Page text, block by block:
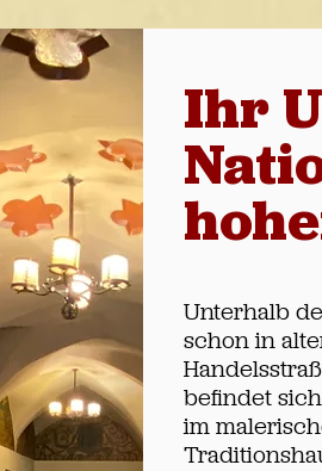
Ihr
Unterhalb
schon in
befindet
im